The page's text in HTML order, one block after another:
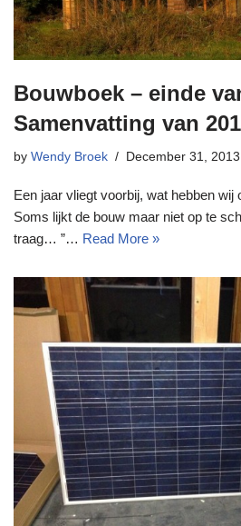
Bouwboek – einde
Samenvatting van
by Wendy Broek December 31, 2013
Een jaar vliegt voorbij, wat hebben
Soms lijkt de bouw maar niet op te
traag… ”… Read More »